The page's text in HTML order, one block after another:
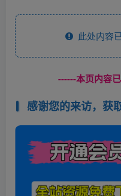
此处内容
------本页内容
感谢您的来访，获